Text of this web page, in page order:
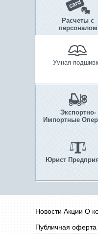
Расчеты с
персоналом
Умная
Экспортно-
Импортные
Юрист
Новости Акции О
Публичная оферта